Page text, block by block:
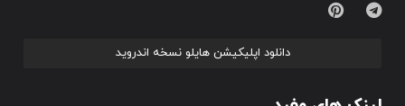
دانلود اپلیکیشن هایلو نسخه اندروید